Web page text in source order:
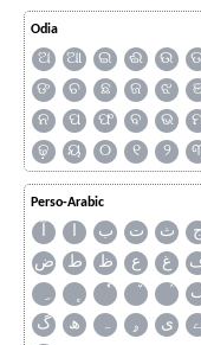
Odia
ଅ ଆ ଇ ଈ ଉ
ଙ
ଚ ଛ ଜ ଝ ଞ
ନ
ପ ଫ ବ ଭ
ଢ଼
ୟ ୦ ୧ ୨
Perso-Arabic
آ ا ب ت ث ج
ض
ط ظ ع غ
گ
ھ ہ ۄ ی ے